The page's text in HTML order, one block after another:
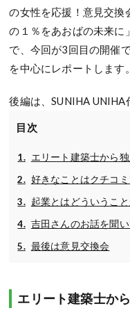
の女性を応援！意見交換
の１％をあおばの未来に
で、今回が3回目の開催
を中心にレポートします。
後編は、SUNIHA UNIHA
目次
エリート建築士から
好きなことはクチコ
起業とはどういうこ
吉田さんのお話を聞
最後は意見交換会
エリート建築士か